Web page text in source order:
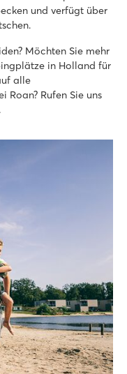
Winterswijk
im Jahr 2026
Veluwe
& Klein
gelegen
und verfügt über
Möchten Sie mehr
in Holland für
alle
Rufen Sie uns